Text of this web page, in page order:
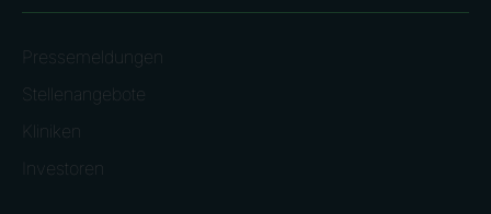
Pressemeldungen
Stellenangebote
Kliniken
Investoren